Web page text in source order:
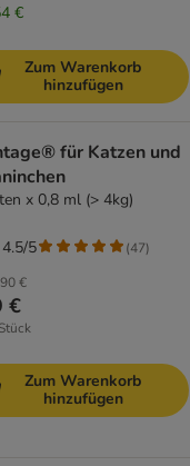
€
Zum Warenkorb
hinzufügen
für Katzen und
x 0,8 ml (> 4kg)
€
€
5 (47)
Zum Warenkorb
hinzufügen